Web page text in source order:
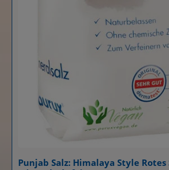
Punjab Salz: Himalaya Style Rotes